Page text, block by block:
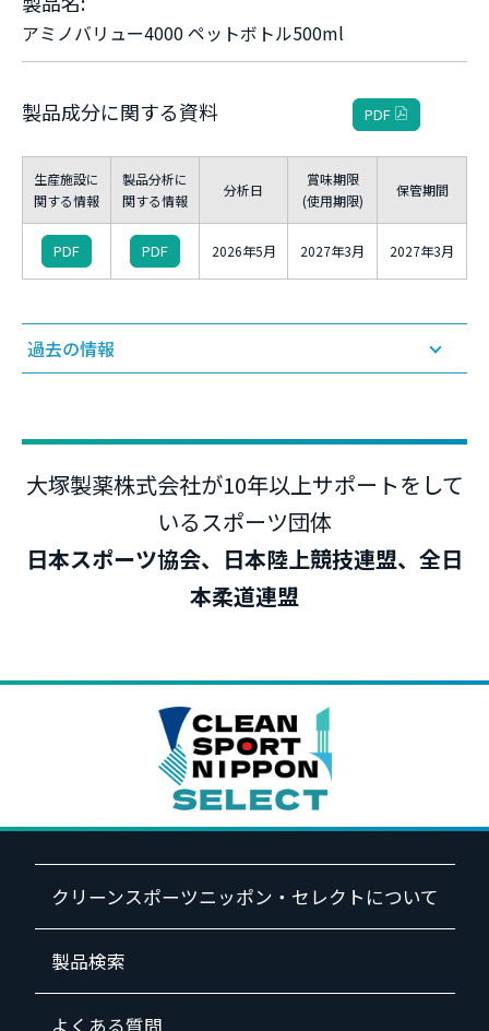
アミノバリュー4000 ペットボトル500ml
製品成分に関する資料 PDF
生産施設に
関する情報
製品分析に
関する情報
分析日
賞味期限
(使用期限)
保管期間
PDF PDF 2026年5月 2027年3月 2027年3月
過去の情報
PDF PDF
月
2026年6月 2026年6月
2025年12
月
月
大塚製薬株式会社が10年以上サポートをして
いるスポーツ団体
日本スポーツ協会、日本陸上競技連盟、全日
本柔道連盟
クリーンスポーツニッポン・セレクトについて
製品検索
よくある質問